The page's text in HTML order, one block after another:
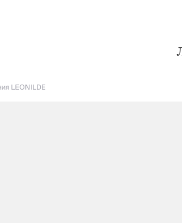
LEONILDE